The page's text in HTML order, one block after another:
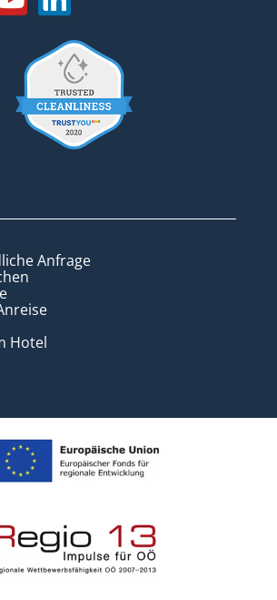
Anfrage
Hotel